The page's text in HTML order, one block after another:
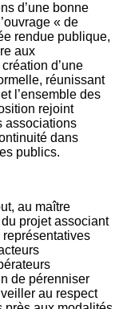
d’une bonne
« de
rendue publique,
aux
d’une
réunissant
l’ensemble des
rejoint
associations
dans
publics.
au maître
projet associant
de pérenniser
au respect